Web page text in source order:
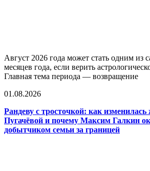
Август 2026 года может стать одним из
месяцев года, если верить
Главная тема периода — возвращение
01.08.2026
Рандеву с тросточкой: как
Пугачёвой и почему Максим Галкин
добытчиком семьи за границей